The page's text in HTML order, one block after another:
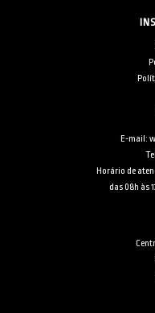
E-mail:
Horário de
das 08h às